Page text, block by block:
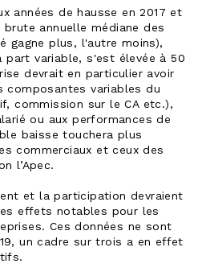
années de hausse en 2017 et
annuelle médiane des
gagne plus, l'autre moins),
variable, s'est élevée à 50
devrait en particulier avoir
composantes variables du
commission sur le CA etc.),
ou aux performances de
baisse touchera plus
commerciaux et ceux des
l’Apec.
et la participation devraient
effets notables pour les
Ces données ne sont
un cadre sur trois a en effet